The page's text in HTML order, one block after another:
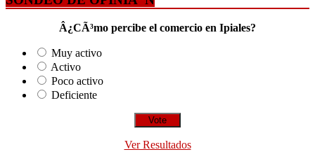
Â¿CÃ³mo percibe el comercio en Ipiales?
Muy activo
Activo
Poco activo
Deficiente
Ver Resultados